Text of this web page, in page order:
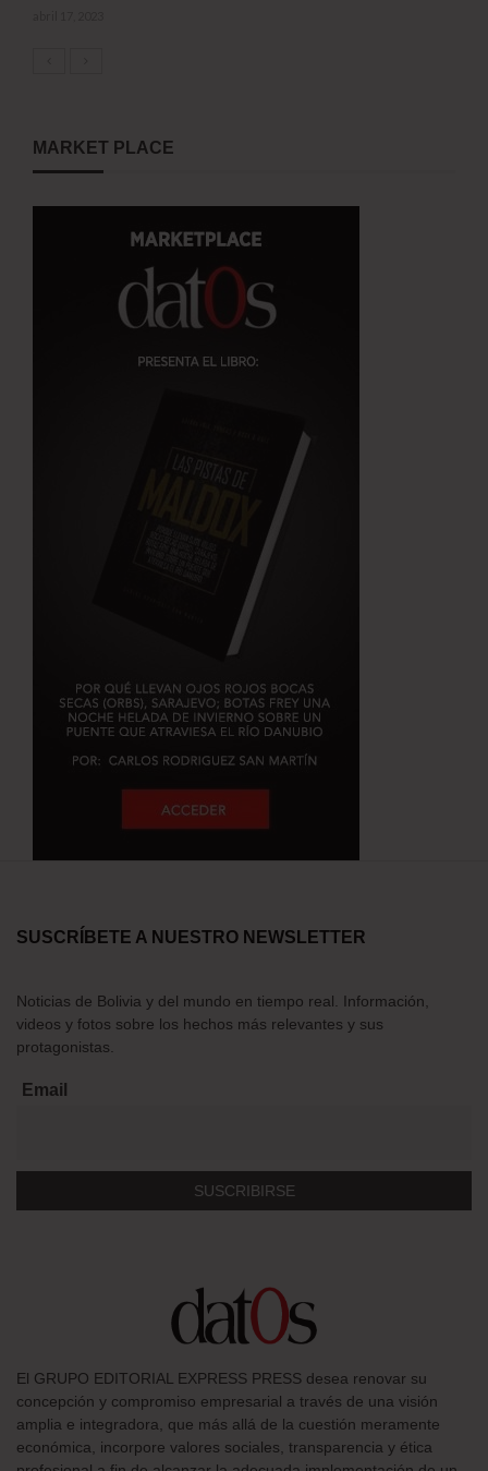
MARKET PLACE
SUSCRÍBETE A NUESTRO NEWSLETTER
Noticias de Bolivia y del mundo en tiempo real. Información,
videos y fotos sobre los hechos más relevantes y sus
protagonistas.
Email
El GRUPO EDITORIAL EXPRESS PRESS desea renovar su
concepción y compromiso empresarial a través de una visión
amplia e integradora, que más allá de la cuestión meramente
económica, incorpore valores sociales, transparencia y ética